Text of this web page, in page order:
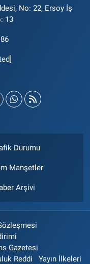
No: 22, Ersoy İş
13
Durumu
Manşetler
Arşivi
Gazetesi
Reddi Yayın İlkeleri